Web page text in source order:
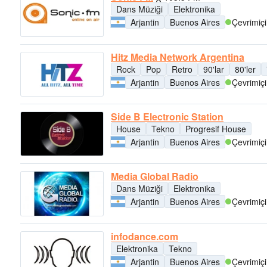
Dans Müziği
Elektronika
Arjantin
Buenos Aires Çevrimiçi
Hitz Media Network Argentina
Rock Pop Retro 90'lar 80'ler
Arjantin
Buenos Aires Çevrimiçi
Side B Electronic Station
House Tekno
Progresif House
Arjantin
Buenos Aires Çevrimiçi
Media Global Radio
Dans Müziği
Elektronika
Arjantin
Buenos Aires Çevrimiçi
infodance.com
Elektronika
Tekno
Arjantin
Buenos Aires Çevrimiçi